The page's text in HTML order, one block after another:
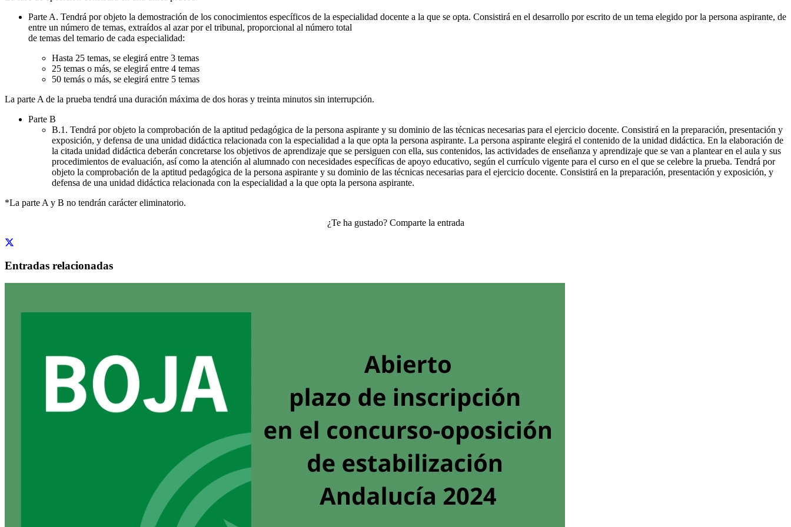
Parte A. Tendrá por objeto la demostración de los conocimientos específicos de la especialidad docente a la que se opta. Consistirá en el desarrollo por escrito de un tema elegido por la persona aspirante, de
entre un número de temas, extraídos al azar por el tribunal, proporcional al número total
de temas del temario de cada especialidad:
Hasta 25 temas, se elegirá entre 3 temas
25 temas o más, se elegirá entre 4 temas
50 temás o más, se elegirá entre 5 temas
La parte A de la prueba tendrá una duración máxima de dos horas y treinta minutos sin interrupción.
Parte B
B.1. Tendrá por objeto la comprobación de la aptitud pedagógica de la persona aspirante y su dominio de las técnicas necesarias para el ejercicio docente. Consistirá en la preparación, presentación y
exposición, y defensa de una unidad didáctica relacionada con la especialidad a la que opta la persona aspirante. La persona aspirante elegirá el contenido de la unidad didáctica. En la elaboración de
la citada unidad didáctica deberán concretarse los objetivos de aprendizaje que se persiguen con ella, sus contenidos, las actividades de enseñanza y aprendizaje que se van a plantear en el aula y sus
procedimientos de evaluación, así como la atención al alumnado con necesidades específicas de apoyo educativo, según el currículo vigente para el curso en el que se celebre la prueba. Tendrá por
objeto la comprobación de la aptitud pedagógica de la persona aspirante y su dominio de las técnicas necesarias para el ejercicio docente. Consistirá en la preparación, presentación y exposición, y
defensa de una unidad didáctica relacionada con la especialidad a la que opta la persona aspirante.
*La parte A y B no tendrán carácter eliminatorio.
¿Te ha gustado? Comparte la entrada
Entradas relacionadas